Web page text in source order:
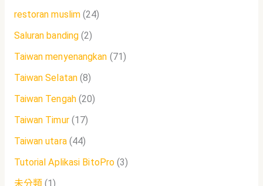
restoran muslim (24)
Saluran banding (2)
Taiwan menyenangkan (71)
Taiwan Selatan(8)
Taiwan Tengah(20)
Taiwan Timur(17)
Taiwan utara(44)
Tutorial Aplikasi BitoPro (3)
未分類 (1)